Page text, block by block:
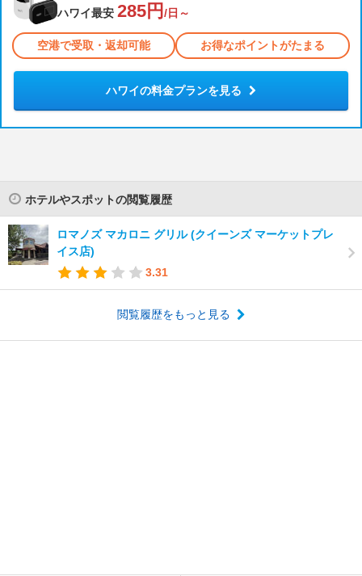
ハワイ最安 285円 /日～
空港で受取・返却可能 お得なポイントがたまる
ハワイの料金プランを見る
ホテルやスポットの閲覧履歴
ロマノズ マカロニ グリル (クイーンズ マーケットプレ
イス店)
3.31
閲覧履歴をもっと見る